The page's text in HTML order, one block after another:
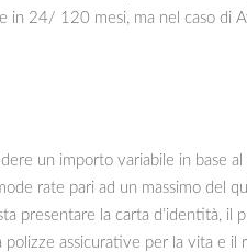
24/ 120 mesi, ma nel caso di
un importo variabile in base
rate pari ad un massimo del
presentare la carta d’identità, il
assicurative per la vita e il